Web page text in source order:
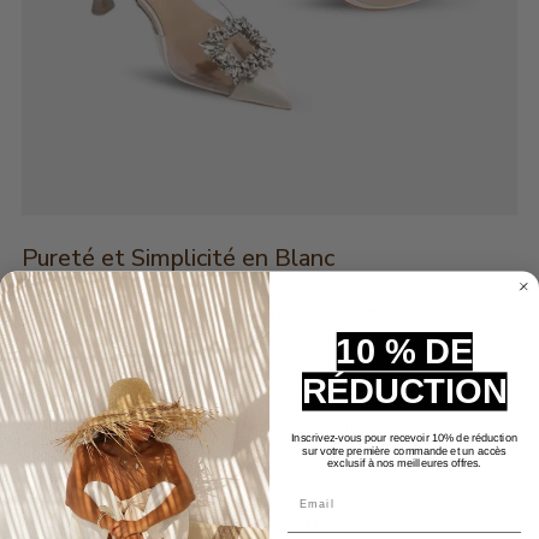
Pureté et Simplicité en Blanc
Le blanc de cessandales femme mariage
pureté et la simplicité, apportant une touche d'élégance
discrète à votre tenue. Cette couleur classique et
intemporelle est idéale pour harmoniser avec la robe de
mariée, ajoutant une cohérence visuelle à l'ensemble.
Avis Clients
10 % DE
RÉDUCTION
Inscrivez-vous pour recevoir 10% de réduction
sur votre première commande et un accès
exclusif à nos meilleures offres.